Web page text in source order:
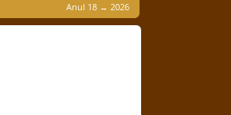
Anul 18 → 2026